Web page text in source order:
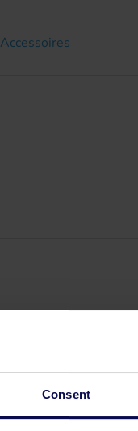
Consent
Accessoires